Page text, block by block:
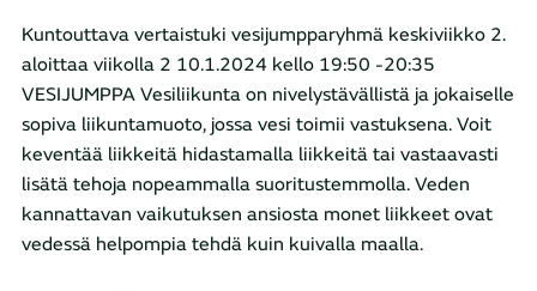
Kuntouttava vertaistuki vesijumpparyhmä keskiviikko 2.
aloittaa viikolla 2 10.1.2024 kello 19:50 -20:35
VESIJUMPPA Vesiliikunta on nivelystävällistä ja jokaiselle
sopiva liikuntamuoto, jossa vesi toimii vastuksena. Voit
keventää liikkeitä hidastamalla liikkeitä tai vastaavasti
lisätä tehoja nopeammalla suoritustemmolla. Veden
kannattavan vaikutuksen ansiosta monet liikkeet ovat
vedessä helpompia tehdä kuin kuivalla maalla.